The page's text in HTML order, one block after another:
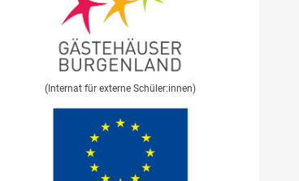
(Internat für externe Schüler:innen)